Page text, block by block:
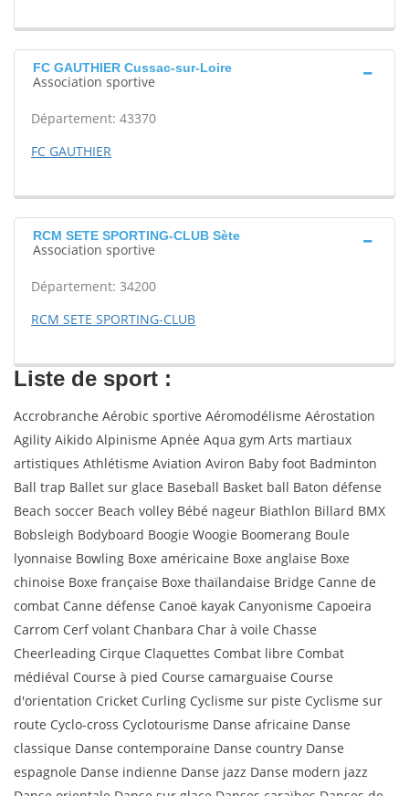
FC GAUTHIER Cussac-sur-Loire
Association sportive
Département: 43370
FC GAUTHIER
RCM SETE SPORTING-CLUB Sète
Association sportive
Département: 34200
RCM SETE SPORTING-CLUB
Liste de sport :
Accrobranche Aérobic sportive Aéromodélisme Aérostation
Agility Aikido Alpinisme Apnée Aqua gym Arts martiaux
artistiques Athlétisme Aviation Aviron Baby foot Badminton
Ball trap Ballet sur glace Baseball Basket ball Baton défense
Beach soccer Beach volley Bébé nageur Biathlon Billard BMX
Bobsleigh Bodyboard Boogie Woogie Boomerang Boule
lyonnaise Bowling Boxe américaine Boxe anglaise Boxe
chinoise Boxe française Boxe thaïlandaise Bridge Canne de
combat Canne défense Canoë kayak Canyonisme Capoeira
Carrom Cerf volant Chanbara Char à voile Chasse
Cheerleading Cirque Claquettes Combat libre Combat
médiéval Course à pied Course camarguaise Course
d'orientation Cricket Curling Cyclisme sur piste Cyclisme sur
route Cyclo-cross Cyclotourisme Danse africaine Danse
classique Danse contemporaine Danse country Danse
espagnole Danse indienne Danse jazz Danse modern jazz